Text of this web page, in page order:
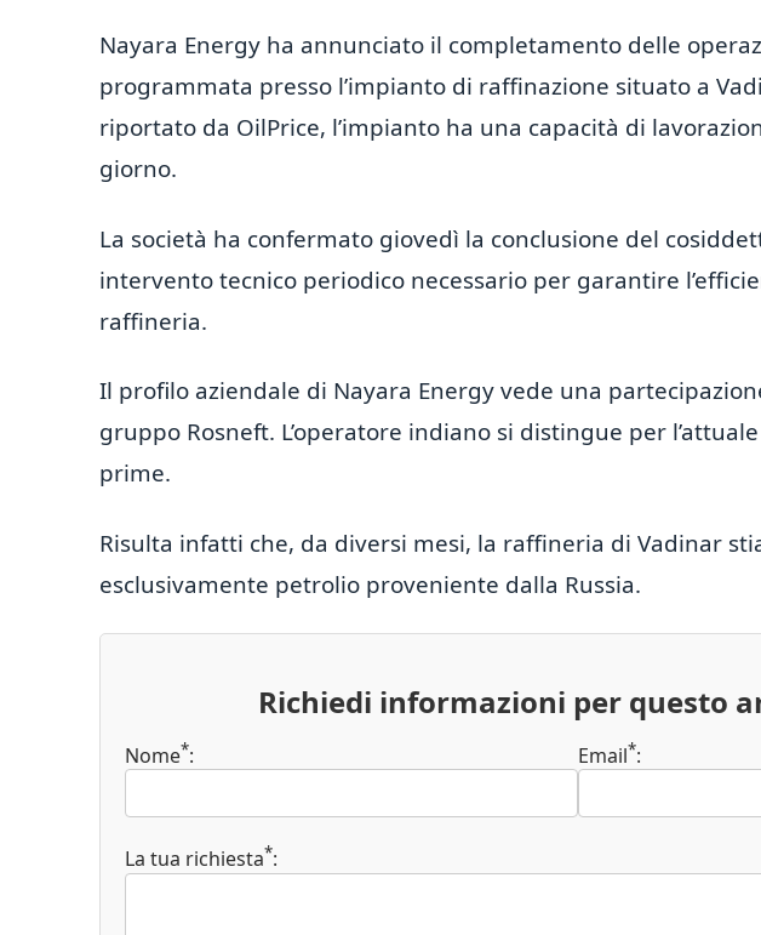
Nayara Energy ha annunciato il completamento delle
programmata presso l’impianto di raffinazione situato a
riportato da OilPrice, l’impianto ha una capacità di
giorno.
La società ha confermato giovedì la conclusione del
intervento tecnico periodico necessario per garantire
raffineria.
Il profilo aziendale di Nayara Energy vede una
gruppo Rosneft. L’operatore indiano si distingue per
prime.
Risulta infatti che, da diversi mesi, la raffineria di Vadinar
esclusivamente petrolio proveniente dalla Russia.
Richiedi informazioni per questo
Nome*: Email*:
La tua richiesta*: